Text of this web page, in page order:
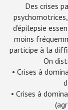
Des crises
d’épilepsie
moins
participe à la
On
• Crises à
• Crises à